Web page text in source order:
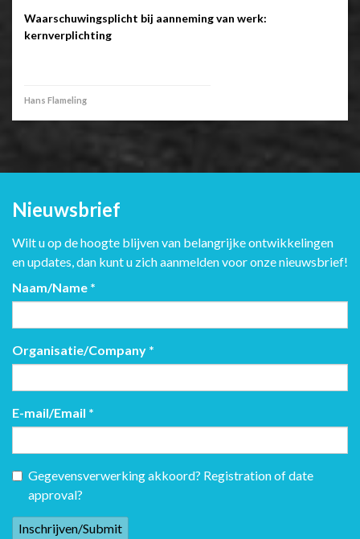
Waarschuwingsplicht bij aanneming van werk:
kernverplichting
Hans Flameling
Nieuwsbrief
Wilt u op de hoogte blijven van belangrijke ontwikkelingen
en updates, dan kunt u zich aanmelden voor onze nieuwsbrief!
Naam/Name *
Organisatie/Company *
E-mail/Email *
Gegevensverwerking akkoord? Registration of date
approval?